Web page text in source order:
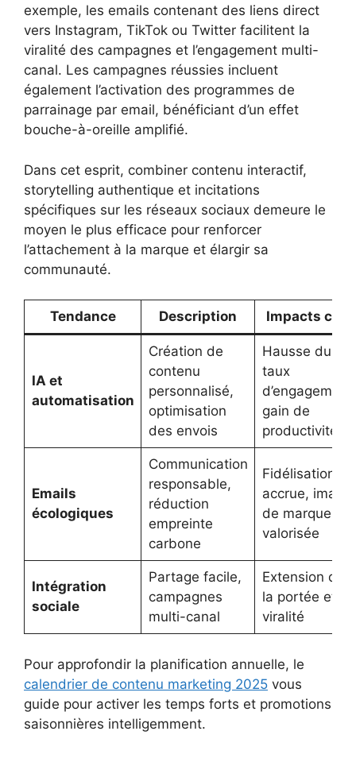
exemple, les emails contenant des liens direct
vers Instagram, TikTok ou Twitter facilitent la
viralité des campagnes et l’engagement multi-
canal. Les campagnes réussies incluent
également l’activation des programmes de
parrainage par email, bénéficiant d’un effet
bouche-à-oreille amplifié.
Dans cet esprit, combiner contenu interactif,
storytelling authentique et incitations
spécifiques sur les réseaux sociaux demeure le
moyen le plus efficace pour renforcer
l’attachement à la marque et élargir sa
communauté.
Tendance Description Impacts clés
IA et
automatisation
Création de
contenu
personnalisé,
optimisation
des envois
Hausse du
taux
d’engagement,
gain de
productivité
Emails
écologiques
Communication
responsable,
réduction
empreinte
carbone
Fidélisation
accrue, image
de marque
valorisée
Intégration
sociale
Partage facile,
campagnes
multi-canal
Extension de
la portée et
viralité
Pour approfondir la planification annuelle, le
calendrier de contenu marketing 2025 vous
guide pour activer les temps forts et promotions
saisonnières intelligemment.